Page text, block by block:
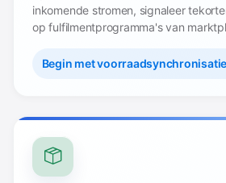
inkomende stromen, signaleer
op fulfilmentprogramma's van
Begin met voorraadsynchronisatie